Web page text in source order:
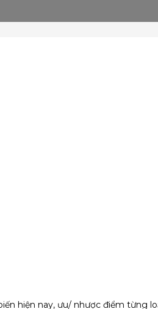
hiện nay, ưu/ nhược điểm từng